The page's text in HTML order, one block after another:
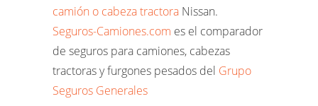
camión o cabeza tractora Nissan.
Seguros-Camiones.com es el comparador
de seguros para camiones, cabezas
tractoras y furgones pesados del Grupo
Seguros Generales